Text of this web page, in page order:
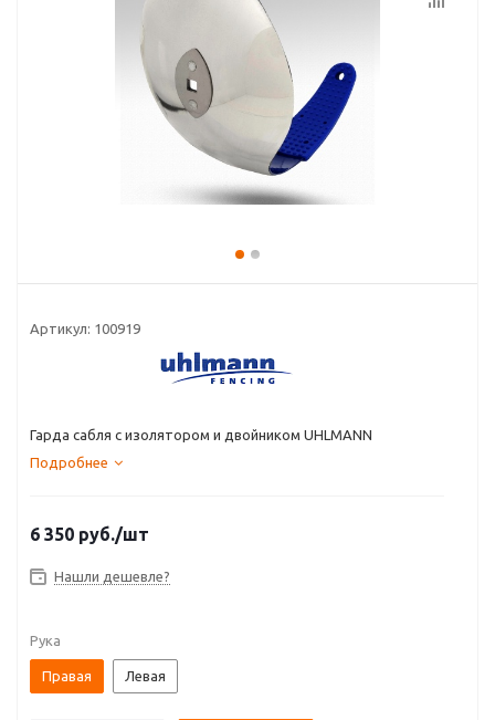
Артикул: 100919
Гарда сабля с изолятором и двойником UHLMANN
Подробнее
6 350 руб./шт
Нашли дешевле?
Рука
Правая Левая